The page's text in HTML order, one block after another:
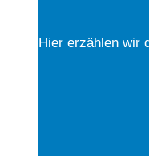
Hier erzählen wir